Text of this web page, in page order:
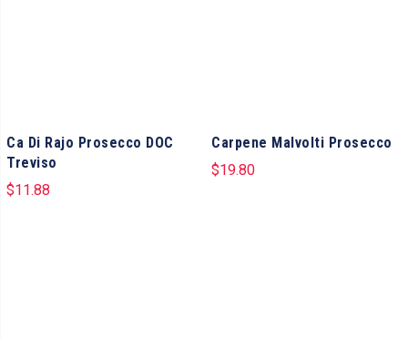
Ca Di Rajo Prosecco DOC
Treviso
$11.88
Carpene Malvolti Prosecco
$19.80